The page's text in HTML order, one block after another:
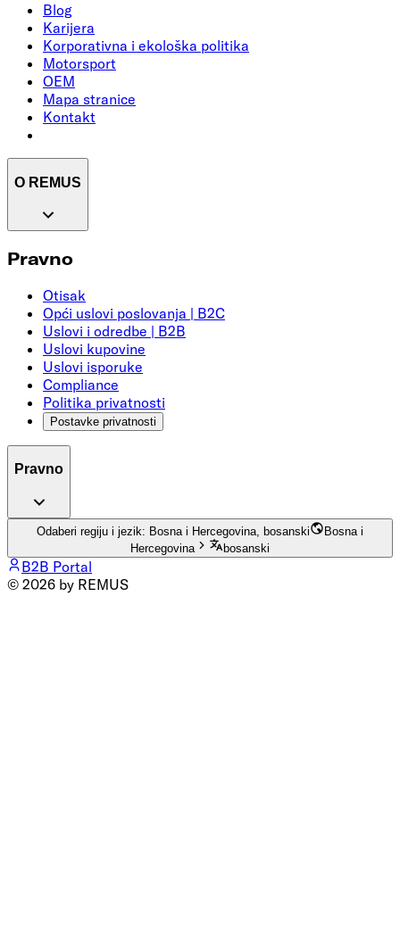
Blog
Karijera
Korporativna i ekološka politika
Motorsport
OEM
Mapa stranice
Kontakt
O REMUS
Pravno
Otisak
Opći uslovi poslovanja | B2C
Uslovi i odredbe | B2B
Uslovi kupovine
Uslovi isporuke
Compliance
Politika privatnosti
Postavke privatnosti
Pravno
Odaberi regiju i jezik: Bosna i Hercegovina, bosanski
Bosna i
Hercegovina
bosanski
B2B Portal
© 2026 by REMUS